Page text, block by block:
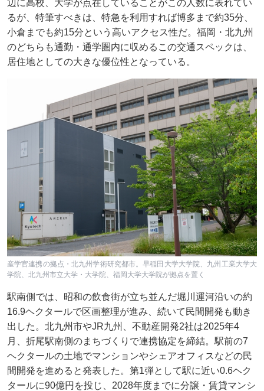
辺に高校、大学が点在していることがこの人数に表れてい
るが、特筆すべきは、特急を利用すれば博多まで約35分、
小倉までも約15分という高いアクセス性だ。福岡・北九州
のどちらも通勤・通学圏内に収めるこの交通スペックは、
居住地としての大きな優位性となっている。
産学官連携の拠点・北九州学術研究都市。早稲田大学大学院、九州工業大学大
学院、北九州市立大学・大学院、福岡大学大学院が拠点を置く
駅南側では、昭和の飲食街が立ち並んだ堀川運河沿いの約
16.9ヘクタールで区画整理が進み、続いて民間開発も動き
出した。北九州市やJR九州、不動産開発2社は2025年4
月、折尾駅南側のまちづくりで連携協定を締結。駅前の7
ヘクタールの土地でマンションやシェアオフィスなどの民
間開発を進めると発表した。第1弾として駅に近い0.6ヘク
タールに90億円を投じ、2028年度までに分譲・賃貸マンシ